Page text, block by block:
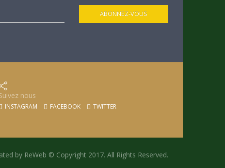
nous
INSTAGRAM FACEBOOK TWITTER
by ReWeb © Copyright 2017. All Rights Reserved.